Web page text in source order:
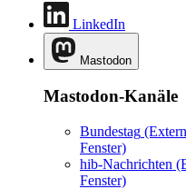
LinkedIn
Mastodon
Mastodon-Kanäle
Bundestag
Fenster)
hib-Nachrichten
Fenster)